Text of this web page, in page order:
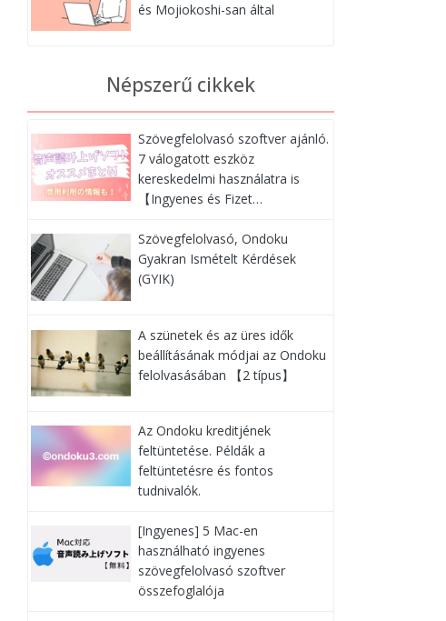
és Mojiokoshi-san által
Népszerű cikkek
Szövegfelolvasó szoftver ajánló.
7 válogatott eszköz
kereskedelmi használatra is
【Ingyenes és Fizet…
Szövegfelolvasó, Ondoku
Gyakran Ismételt Kérdések
(GYIK)
A szünetek és az üres idők
beállításának módjai az Ondoku
felolvasásában 【2 típus】
Az Ondoku kreditjének
feltüntetése. Példák a
feltüntetésre és fontos
tudnivalók.
[Ingyenes] 5 Mac-en
használható ingyenes
szövegfelolvasó szoftver
összefoglalója